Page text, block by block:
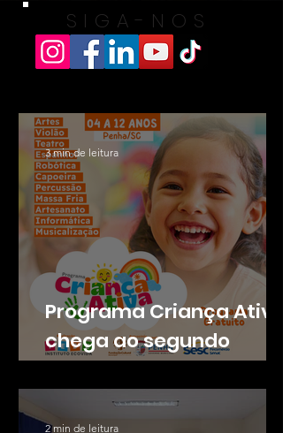
SIGA-NOS
Programa Criança Ativa
chega ao segundo
semestre em Penha
com 11 cursos gratuitos
3 min de leitura
2 min de leitura